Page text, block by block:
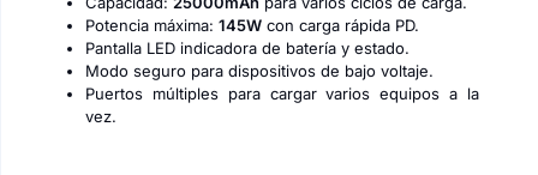
Potencia máxima: 145W con carga rápida PD.
Pantalla LED indicadora de batería y estado.
Modo seguro para dispositivos de bajo voltaje.
Puertos múltiples para cargar varios equipos a la
vez.